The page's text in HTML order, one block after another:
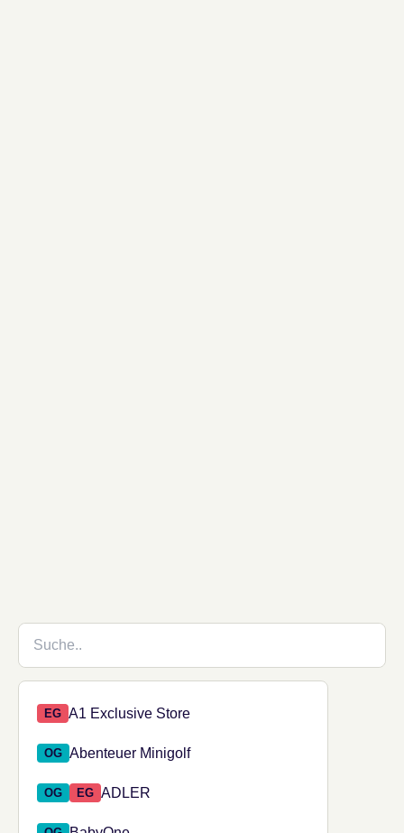
73 Shops verfügbar.
Shop aus den Suchergebnissen auswählen
EG A1 Exclusive Store
OG Abenteuer Minigolf
OG EG ADLER